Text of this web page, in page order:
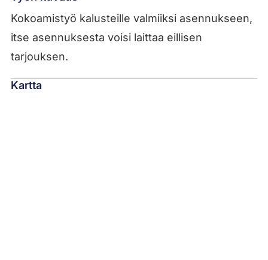
Kokoamistyö kalusteille valmiiksi asennukseen,
itse asennuksesta voisi laittaa eillisen
tarjouksen.
Kartta